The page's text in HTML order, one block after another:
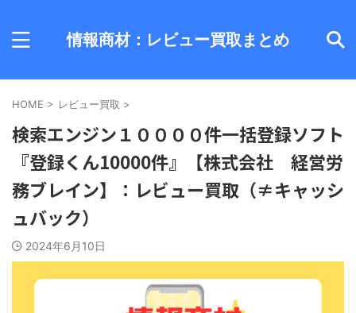
情報商材：レビュー買取まとめ
HOME > レビュー買取 >
検索エンジン１００００件一括登録ソフト
『登録くん10000件』【株式会社 経営労
務ブレイン】：レビュー買取（≠キャッシ
ュバック）
2024年6月10日